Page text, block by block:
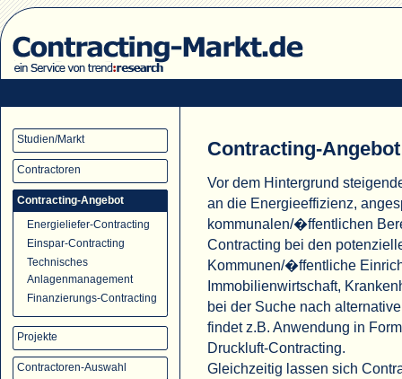
Studien/Markt
Contractoren
Contracting-Angebot
Energieliefer-Contracting
Einspar-Contracting
Technisches
Anlagenmanagement
Finanzierungs-Contracting
Projekte
Contractoren-Auswahl
Contracting-Angebot
Vor dem Hintergrund
an die Energieeffizienz,
kommunalen/�ffentlichen
Contracting bei den
Kommunen/�ffentliche
Immobilienwirtschaft,
bei der Suche nach
findet z.B. Anwendung in
Druckluft-Contracting.
Gleichzeitig lassen sich